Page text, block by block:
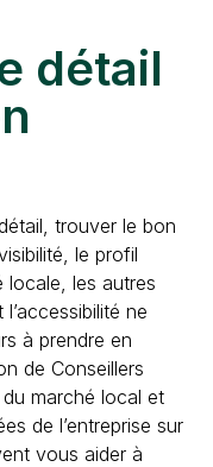
détail
trouver le bon
le profil
locale, les autres
ne
à prendre en
de Conseillers
marché local et
de l’entreprise sur
vous aider à